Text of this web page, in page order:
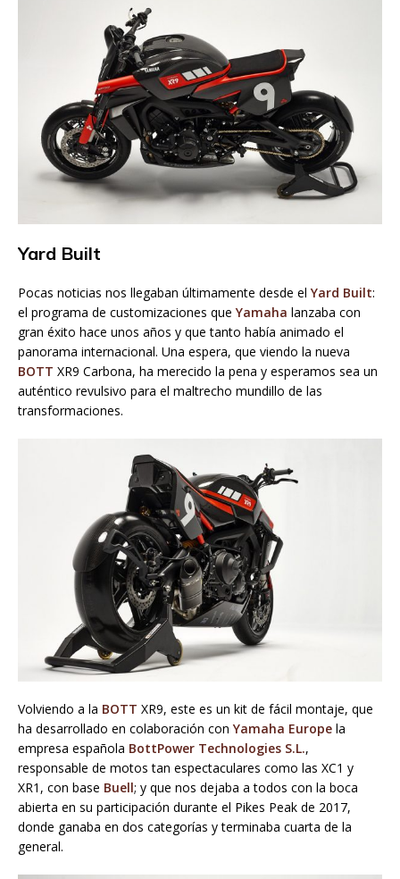
Yard Built
Pocas noticias nos llegaban últimamente desde el Yard Built:
el programa de customizaciones que Yamaha lanzaba con
gran éxito hace unos años y que tanto había animado el
panorama internacional. Una espera, que viendo la nueva
BOTT XR9 Carbona, ha merecido la pena y esperamos sea un
auténtico revulsivo para el maltrecho mundillo de las
transformaciones.
Volviendo a la BOTT XR9, este es un kit de fácil montaje, que
ha desarrollado en colaboración con Yamaha Europe la
empresa española BottPower Technologies S.L.,
responsable de motos tan espectaculares como las XC1 y
XR1, con base Buell; y que nos dejaba a todos con la boca
abierta en su participación durante el Pikes Peak de 2017,
donde ganaba en dos categorías y terminaba cuarta de la
general.